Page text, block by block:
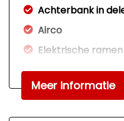
Achterbank in
Airco
Elektrische
Lederen interieur
Meer informatie